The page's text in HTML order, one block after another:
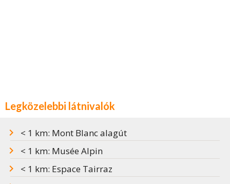
Legközelebbi látnivalók
< 1 km: Mont Blanc alagút
< 1 km: Musée Alpin
< 1 km: Espace Tairraz